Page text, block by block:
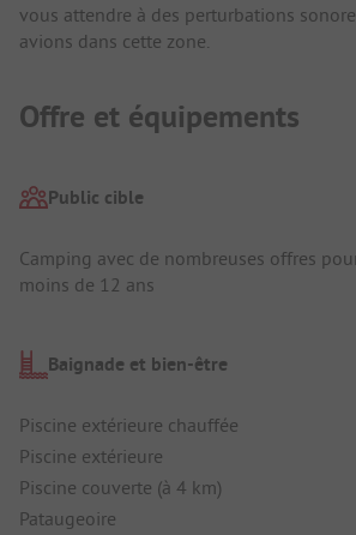
vous attendre à des perturbations
avions dans cette zone.
Offre et équipements
Public cible
Camping avec de nombreuses offres
moins de 12 ans
Baignade et bien-être
Piscine extérieure chauffée
Piscine extérieure
Piscine couverte (à 4 km)
Pataugeoire